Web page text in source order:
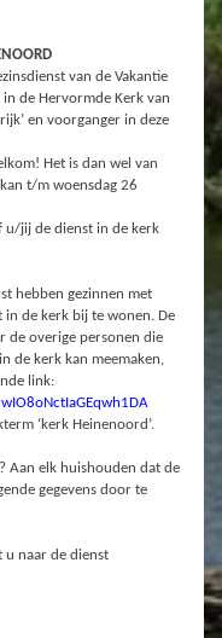
van de Vakantie
de Hervormde Kerk van
en voorganger in deze
Het is dan wel van
t/m woensdag 26
u/jij de dienst in de kerk
hebben gezinnen met
de kerk bij te wonen. De
de overige personen die
in de kerk kan meemaken,
link:
‘kerk Heinenoord’.
Aan elk huishouden dat de
gegevens door te
u naar de dienst